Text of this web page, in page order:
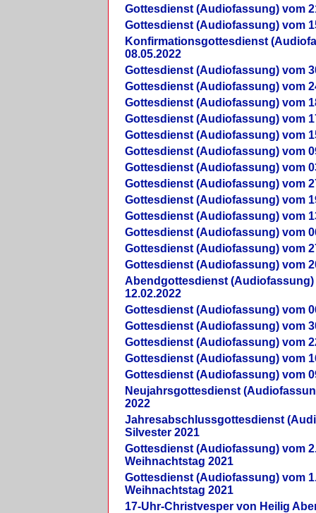
Gottesdienst (Audiofassung) vom
Gottesdienst (Audiofassung) vom
Konfirmationsgottesdienst
08.05.2022
Gottesdienst (Audiofassung) vom
Gottesdienst (Audiofassung) vom
Gottesdienst (Audiofassung) vom
Gottesdienst (Audiofassung) vom
Gottesdienst (Audiofassung) vom
Gottesdienst (Audiofassung) vom
Gottesdienst (Audiofassung) vom
Gottesdienst (Audiofassung) vom
Gottesdienst (Audiofassung) vom
Gottesdienst (Audiofassung) vom
Gottesdienst (Audiofassung) vom
Gottesdienst (Audiofassung) vom
Gottesdienst (Audiofassung) vom
Abendgottesdienst (Audiofassung)
12.02.2022
Gottesdienst (Audiofassung) vom
Gottesdienst (Audiofassung) vom
Gottesdienst (Audiofassung) vom
Gottesdienst (Audiofassung) vom
Gottesdienst (Audiofassung) vom
Neujahrsgottesdienst
2022
Jahresabschlussgottesdienst
Silvester 2021
Gottesdienst (Audiofassung) vom
Weihnachtstag 2021
Gottesdienst (Audiofassung) vom
Weihnachtstag 2021
17-Uhr-Christvesper von Heilig